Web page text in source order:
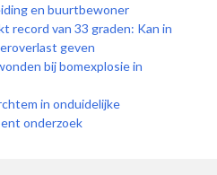
en buurtbewoner
record van 33 graden: Kan in
geven
bij bomexplosie in
in onduidelijke
onderzoek